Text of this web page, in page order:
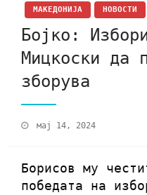
МАКЕДОНИЈА НОВОСТИ
Бојко:
Мицкоски да
зборува
мај 14, 2024
Борисов му
победата на